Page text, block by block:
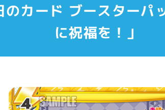
ード ブースターパ
に祝福を！」